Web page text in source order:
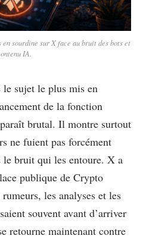
sourdine sur X face au bruit des bots et
IA.
sujet le plus mis en
de la fonction
brutal. Il montre surtout
ne fuient pas forcément
bruit qui les entoure. X a
publique de Crypto
les analyses et les
souvent avant d’arriver
retourne maintenant contre